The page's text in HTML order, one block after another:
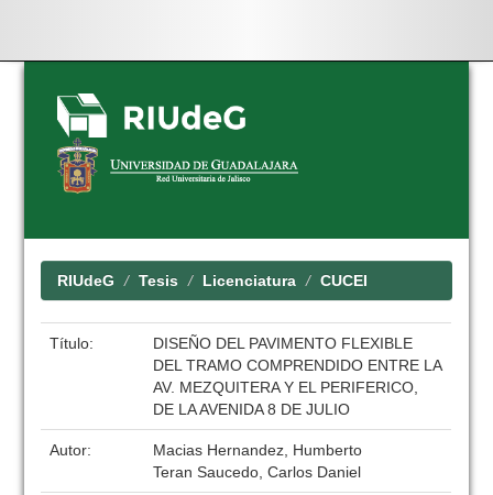
Skip
navigation
RIUdeG Tesis Licenciatura CUCEI
Título:
DISEÑO DEL PAVIMENTO FLEXIBLE
DEL TRAMO COMPRENDIDO ENTRE LA
AV. MEZQUITERA Y EL PERIFERICO,
DE LA AVENIDA 8 DE JULIO
Autor:
Macias Hernandez, Humberto
Teran Saucedo, Carlos Daniel